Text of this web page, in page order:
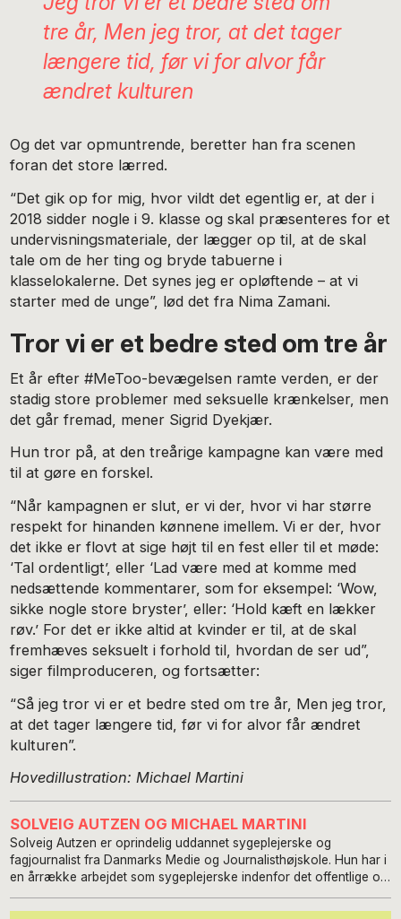
tre år, Men jeg tror, at det tager
længere tid, før vi for alvor får
ændret kulturen
Og det var opmuntrende, beretter han fra scenen
foran det store lærred.
“Det gik op for mig, hvor vildt det egentlig er, at der i
2018 sidder nogle i 9. klasse og skal præsenteres for et
undervisningsmateriale, der lægger op til, at de skal
tale om de her ting og bryde tabuerne i
klasselokalerne. Det synes jeg er opløftende – at vi
starter med de unge”, lød det fra Nima Zamani.
Tror vi er et bedre sted om tre år
Et år efter #MeToo-bevægelsen ramte verden, er der
stadig store problemer med seksuelle krænkelser, men
det går fremad, mener Sigrid Dyekjær.
Hun tror på, at den treårige kampagne kan være med
til at gøre en forskel.
“Når kampagnen er slut, er vi der, hvor vi har større
respekt for hinanden kønnene imellem. Vi er der, hvor
det ikke er flovt at sige højt til en fest eller til et møde:
‘Tal ordentligt’, eller ‘Lad være med at komme med
nedsættende kommentarer, som for eksempel: ‘Wow,
sikke nogle store bryster’, eller: ‘Hold kæft en lækker
røv.’ For det er ikke altid at kvinder er til, at de skal
fremhæves seksuelt i forhold til, hvordan de ser ud”,
siger filmproduceren, og fortsætter:
“Så jeg tror vi er et bedre sted om tre år, Men jeg tror,
at det tager længere tid, før vi for alvor får ændret
kulturen”.
Hovedillustration: Michael Martini
SOLVEIG AUTZEN OG MICHAEL MARTINI
Solveig Autzen er oprindelig uddannet sygeplejerske og
fagjournalist fra Danmarks Medie og Journalisthøjskole. Hun har i
en årrække arbejdet som sygeplejerske indenfor det offentlige og
patientsikkerhed og ledelse. Hun arbejder desuden som